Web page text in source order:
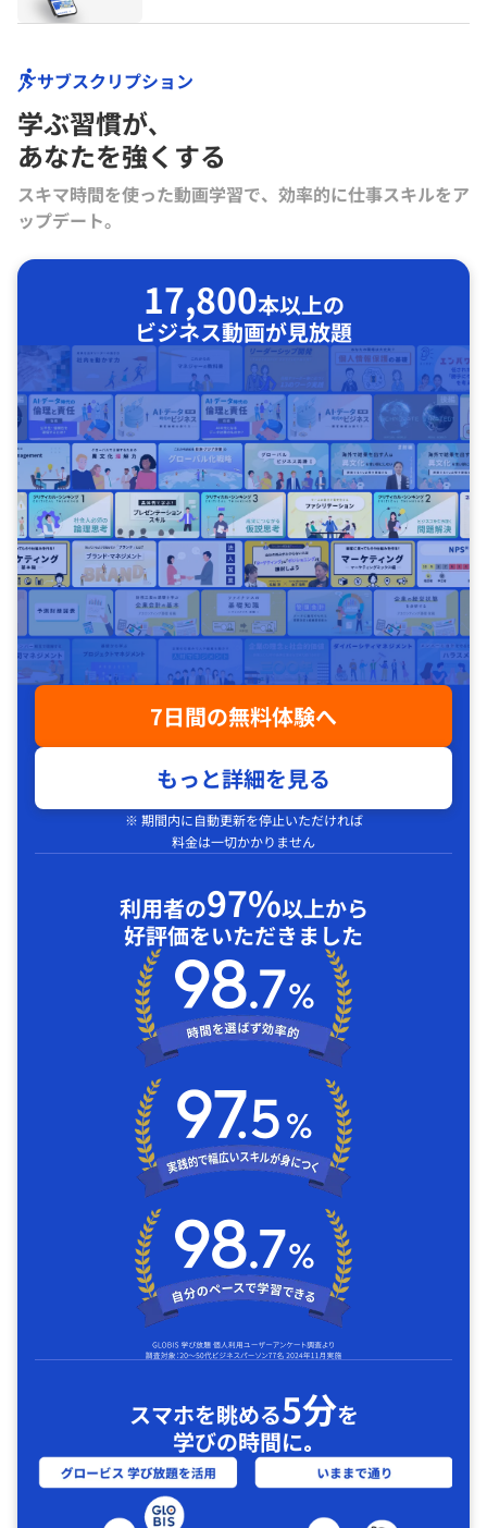
サブスクリプション
学ぶ習慣が､
あなたを強くする
スキマ時間を使った動画学習で、効率的に仕事スキルをア
ップデート。
17,800本以上の
ビジネス動画が見放題
7日間の無料体験へ
もっと詳細を見る
※ 期間内に自動更新を停止いただければ
料金は一切かかりません
利用者の97%以上から
好評価をいただきました
スマホを眺める5分を
学びの時間に｡